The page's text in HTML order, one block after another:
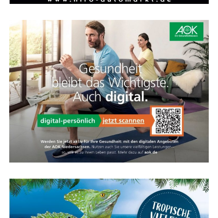
bel und viel leich­ter als eine Stan­dard-Feder­ga­bel. Die­se
Feder­ein­heit spricht nur bei Bedarf an und bie­tet
zusätz­li­chen Kom­fort für Hand­ge­len­ke und Schul­tern,
ohne das direk­te Fahr­ge­fühl zu verlieren.
Kar­te für das Ems­land Papenburg